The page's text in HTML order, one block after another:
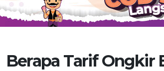
Berapa Tarif Ongkir